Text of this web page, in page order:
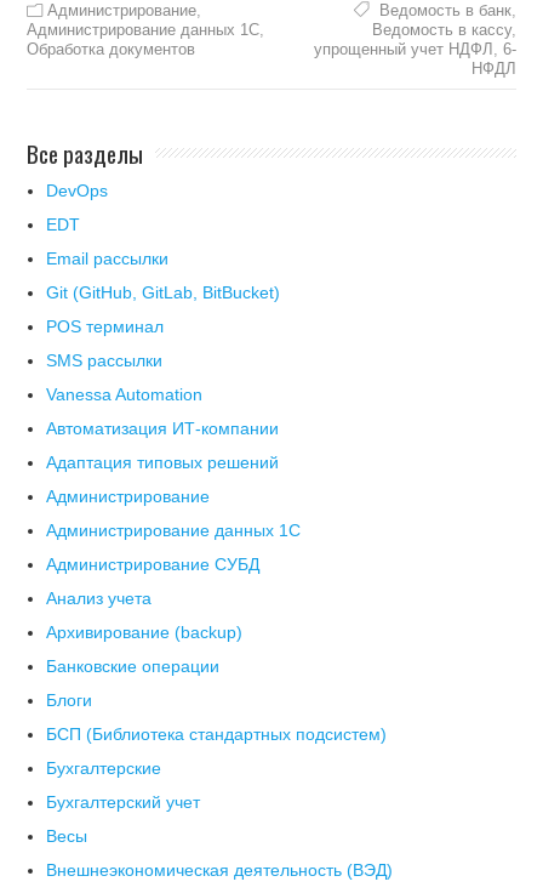
Администрирование,
Администрирование данных 1С,
Обработка документов
Ведомость в банк,
Ведомость в кассу,
упрощенный учет НДФЛ , 6-
НФДЛ
Все разделы
DevOps
EDT
Email рассылки
Git (GitHub, GitLab, BitBucket)
POS терминал
SMS рассылки
Vanessa Automation
Автоматизация ИТ-компании
Адаптация типовых решений
Администрирование
Администрирование данных 1С
Администрирование СУБД
Анализ учета
Архивирование (backup)
Банковские операции
Блоги
БСП (Библиотека стандартных подсистем)
Бухгалтерские
Бухгалтерский учет
Весы
Внешнеэкономическая деятельность (ВЭД)